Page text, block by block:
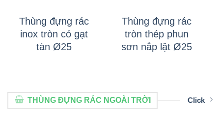
Thùng đựng rác
inox tròn có gạt
tàn Ø25
Thùng đựng rác
tròn thép phun
sơn nắp lật Ø25
THÙNG ĐỰNG RÁC NGOÀI TRỜI Click